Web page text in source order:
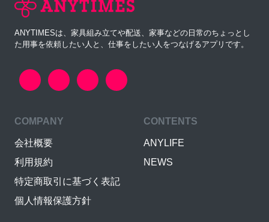
ANYTIMESは、家具組み立てや配送、家事などの日常のちょっとし
た用事を依頼したい人と、仕事をしたい人をつなげるアプリです。
COMPANY
会社概要
利用規約
特定商取引に基づく表記
個人情報保護方針
CONTENTS
ANYLIFE
NEWS